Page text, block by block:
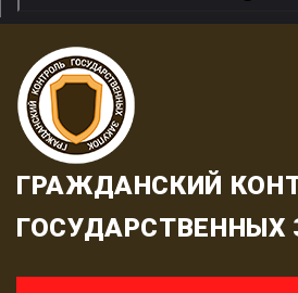
ГРАЖДАНСКИЙ
ГОСУДАРСТВЕННЫХ